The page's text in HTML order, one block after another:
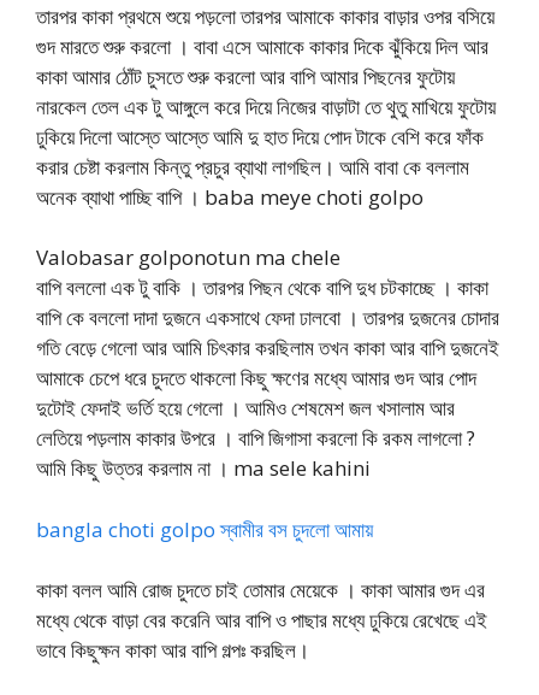
তারপর কাকা প্রথমে শুয়ে পড়লো তারপর আমাকে কাকার বাড়ার ওপর বসিয়ে
গুদ মারতে শুরু করলো । বাবা এসে আমাকে কাকার দিকে ঝুঁকিয়ে দিল আর
কাকা আমার ঠোঁট চুসতে শুরু করলো আর বাপি আমার পিছনের ফুটোয়
নারকেল তেল এক টু আঙ্গুলে করে দিয়ে নিজের বাড়াটা তে থুতু মাখিয়ে ফুটোয়
ঢুকিয়ে দিলো আস্তে আস্তে আমি দু হাত দিয়ে পোদ টাকে বেশি করে ফাঁক
করার চেষ্টা করলাম কিন্তু প্রচুর ব্যাথা লাগছিল। আমি বাবা কে বললাম
অনেক ব্যাথা পাচ্ছি বাপি । baba meye choti golpo
Valobasar golponotun ma chele
বাপি বললো এক টু বাকি । তারপর পিছন থেকে বাপি দুধ চটকাচ্ছে । কাকা
বাপি কে বললো দাদা দুজনে একসাথে ফেদা ঢালবো । তারপর দুজনের চোদার
গতি বেড়ে গেলো আর আমি চিৎকার করছিলাম তখন কাকা আর বাপি দুজনেই
আমাকে চেপে ধরে চুদতে থাকলো কিছু ক্ষণের মধ্যে আমার গুদ আর পোদ
দুটোই ফেদাই ভর্তি হয়ে গেলো । আমিও শেষমেশ জল খসালাম আর
লেতিয়ে পড়লাম কাকার উপরে । বাপি জিগাসা করলো কি রকম লাগলো ?
আমি কিছু উত্তর করলাম না । ma sele kahini
bangla choti golpo স্বামীর বস চুদলো আমায়
কাকা বলল আমি রোজ চুদতে চাই তোমার মেয়েকে । কাকা আমার গুদ এর
মধ্যে থেকে বাড়া বের করেনি আর বাপি ও পাছার মধ্যে ঢুকিয়ে রেখেছে এই
ভাবে কিছুক্ষন কাকা আর বাপি গল্পঃ করছিল।